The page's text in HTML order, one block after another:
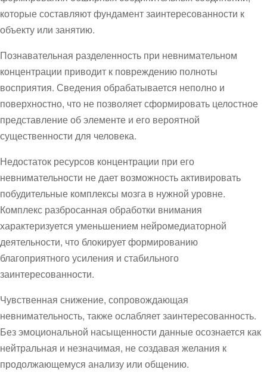
которые составляют фундамент заинтересованности к
объекту или занятию.
Познавательная разделенность при невнимательном
концентрации приводит к повреждению полноты
восприятия. Сведения обрабатывается неполно и
поверхностно, что не позволяет сформировать целостное
представление об элементе и его вероятной
существенности для человека.
Недостаток ресурсов концентрации при его
невнимательности не дает возможность активировать
побудительные комплексы мозга в нужной уровне.
Комплекс разбросанная обработки внимания
характеризуется уменьшением нейромедиаторной
деятельности, что блокирует формированию
благоприятного усиления и стабильного
заинтересованности.
Чувственная снижение, сопровождающая
невнимательность, также ослабляет заинтересованность.
Без эмоциональной насыщенности данные осознается как
нейтральная и незначимая, не создавая желания к
продолжающемуся анализу или общению.